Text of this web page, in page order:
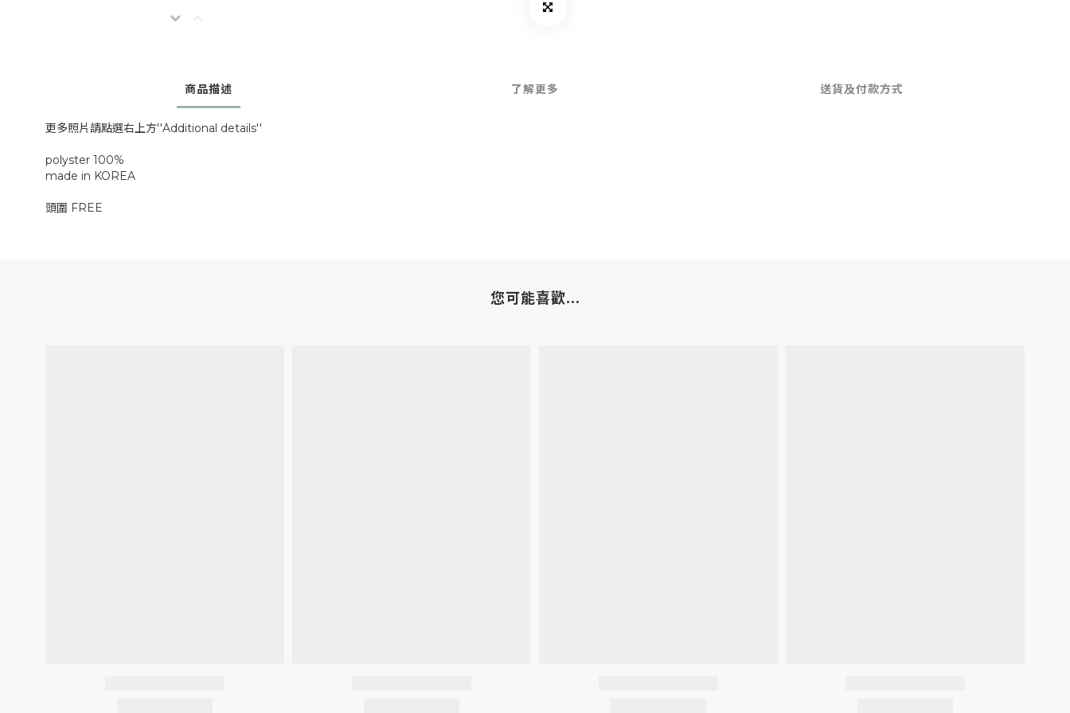
商品描述 了解更多 送貨及付款方式
更多照片請點選右上方''Additional details''
polyster 100%
made in KOREA
頭圍 FREE
您可能喜歡...